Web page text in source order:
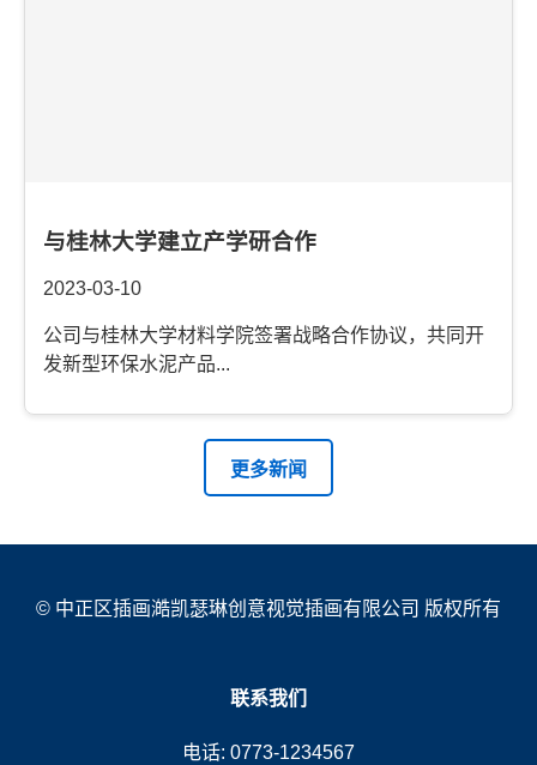
与桂林大学建立产学研合作
2023-03-10
公司与桂林大学材料学院签署战略合作协议，共同开
发新型环保水泥产品...
更多新闻
© 中正区插画澔凯瑟琳创意视觉插画有限公司 版权所有
联系我们
电话: 0773-1234567